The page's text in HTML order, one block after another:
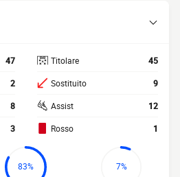
47
2
8
3
Titolare 45
Sostituito 9
Assist 12
Rosso 1
83% 7%